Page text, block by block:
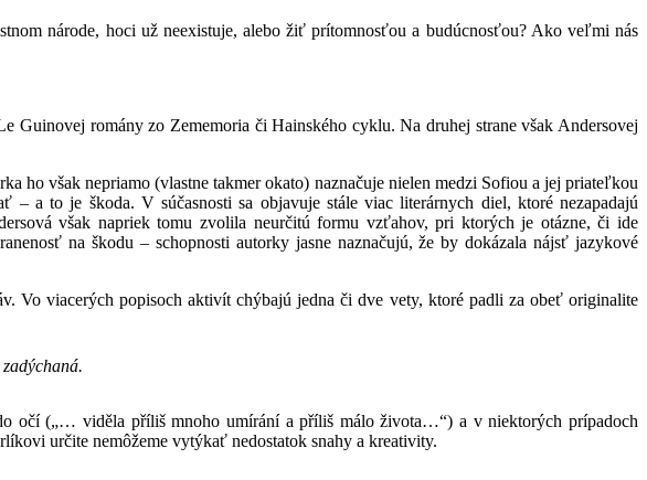
národe, hoci už neexistuje, alebo žiť prítomnosťou a budúcnosťou? Ako veľmi nás
Guinovej romány zo Zememoria či Hainského cyklu. Na druhej strane však Andersovej
ho však nepriamo (vlastne takmer okato) naznačuje nielen medzi Sofiou a jej priateľkou
a to je škoda. V súčasnosti sa objavuje stále viac literárnych diel, ktoré nezapadajú
však napriek tomu zvolila neurčitú formu vzťahov, pri ktorých je otázne, či ide
na škodu – schopnosti autorky jasne naznačujú, že by dokázala nájsť jazykové
Vo viacerých popisoch aktivít chýbajú jedna či dve vety, ktoré padli za obeť originalite
očí („… viděla příliš mnoho umírání a příliš málo života…“) a v niektorých prípadoch
určite nemôžeme vytýkať nedostatok snahy a kreativity.